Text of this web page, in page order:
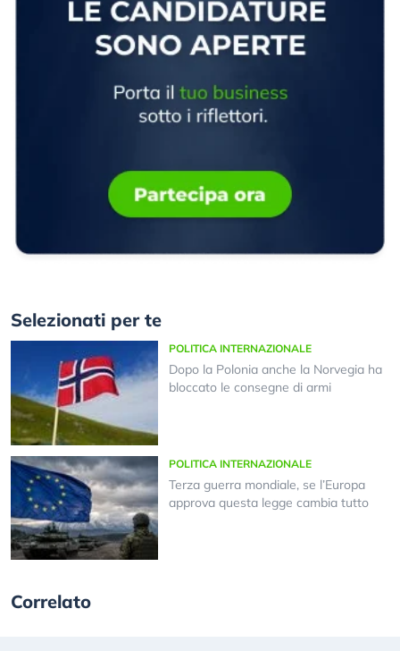
Selezionati per te
POLITICA INTERNAZIONALE
Dopo la Polonia anche la Norvegia ha
bloccato le consegne di armi
POLITICA INTERNAZIONALE
Terza guerra mondiale, se l’Europa
approva questa legge cambia tutto
Correlato